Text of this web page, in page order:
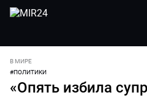
В МИРЕ
#ПОЛИТИКИ
«Опять избила